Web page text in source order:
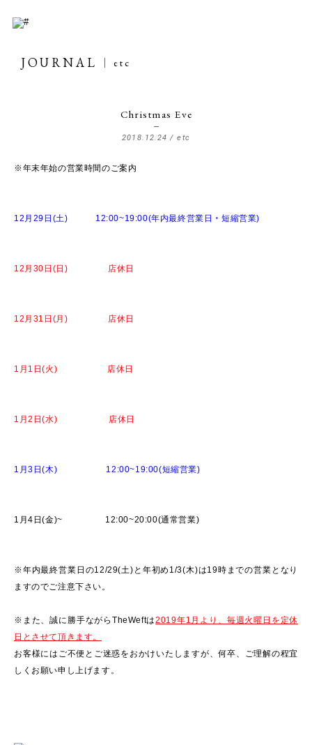
JOURNAL etc
Christmas Eve
2018.12.24 / etc
※年末年始の営業時間のご案内
12月29日(土) 12:00~19:00(年内最終営業日 ・短縮営業)
12月30日(日) 店休日
12月31日(月) 店休日
1月1日(火) 店休日
1月2日(水) 店休日
1月3日(木) 12:00~19:00(短縮営業)
1月4日(金)~ 12:00~20:00(通常営業)
※年内最終営業日の12/29(土)と年初め1/3(木)は19時までの営業となり
ますのでご注意下さい。
※また、誠に勝手ながらTheWeftは2019年1月より、毎週火曜日を定休
日とさせて頂きます。
お客様にはご不便とご迷惑をおかけいたしますが、何卒、ご理解の程宜
しくお願い申し上げます。